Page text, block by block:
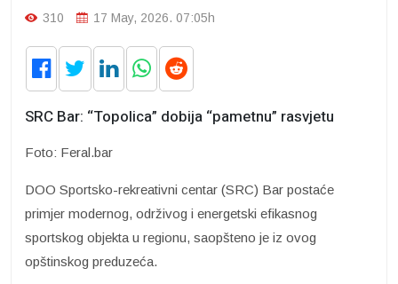
310 17 May, 2026. 07:05h
SRC Bar: “Topolica” dobija “pametnu” rasvjetu
Foto: Feral.bar
DOO Sportsko-rekreativni centar (SRC) Bar postaće
primjer modernog, održivog i energetski efikasnog
sportskog objekta u regionu, saopšteno je iz ovog
opštinskog preduzeća.